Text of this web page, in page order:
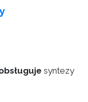
syntezy